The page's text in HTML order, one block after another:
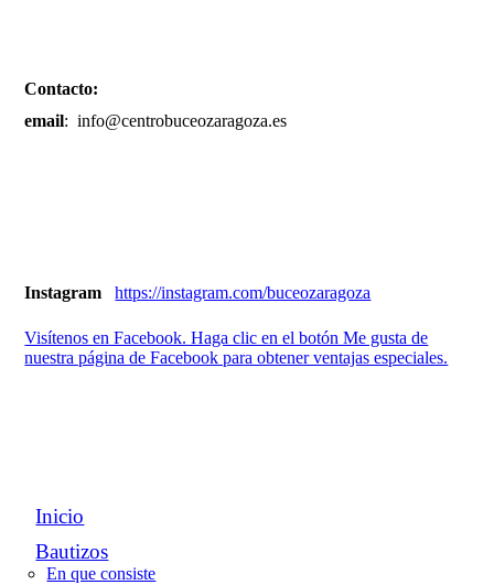
Contacto:
email: info@centrobuceozaragoza.es
Instagram https://instagram.com/buceozaragoza
Visítenos en Facebook. Haga clic en el botón Me gusta de
nuestra página de Facebook para obtener ventajas especiales.
Inicio
Bautizos
En que consiste